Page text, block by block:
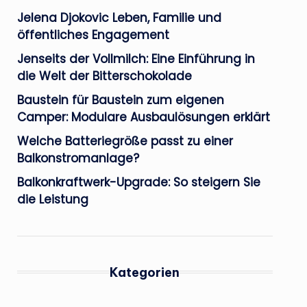
Jelena Djokovic Leben, Familie und
öffentliches Engagement
Jenseits der Vollmilch: Eine Einführung in
die Welt der Bitterschokolade
Baustein für Baustein zum eigenen
Camper: Modulare Ausbaulösungen erklärt
Welche Batteriegröße passt zu einer
Balkonstromanlage?
Balkonkraftwerk-Upgrade: So steigern Sie
die Leistung
Kategorien